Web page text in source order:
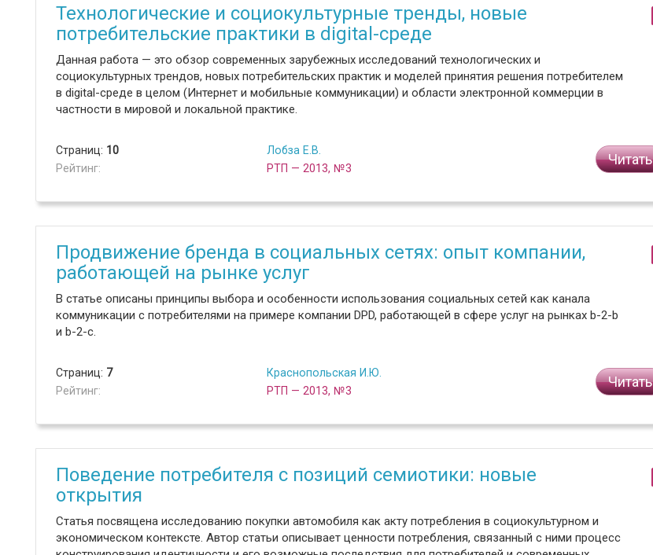
Технологические и социокультурные тренды, новые
потребительские практики в digital-среде
Данная работа — это обзор современных зарубежных исследований технологических и
социокультурных трендов, новых потребительских практик и моделей принятия решения потребителем
в digital-среде в целом (Интернет и мобильные коммуникации) и области электронной коммерции в
частности в мировой и локальной практике.
Страниц: 10
Рейтинг:
Лобза Е.В.
РТП — 2013, №3
Читать
Продвижение бренда в социальных сетях: опыт компании,
работающей на рынке услуг
В статье описаны принципы выбора и особенности использования социальных сетей как канала
коммуникации c потребителями на примере компании DPD, работающей в сфере услуг на рынках b-2-b
и b-2-c.
Страниц: 7
Рейтинг:
Краснопольская И.Ю.
РТП — 2013, №3
Читать
Поведение потребителя с позиций семиотики: новые
открытия
Статья посвящена исследованию покупки автомобиля как акту потребления в социокультурном и
экономическом контексте. Автор статьи описывает ценности потребления, связанный с ними процесс